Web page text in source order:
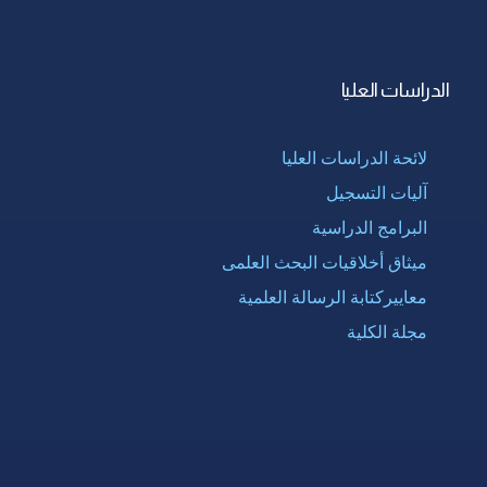
الدراسات العليا
لائحة الدراسات العليا
آليات التسجيل
البرامج الدراسية
ميثاق أخلاقيات البحث العلمى
معاييركتابة الرسالة العلمية
مجلة الكلية